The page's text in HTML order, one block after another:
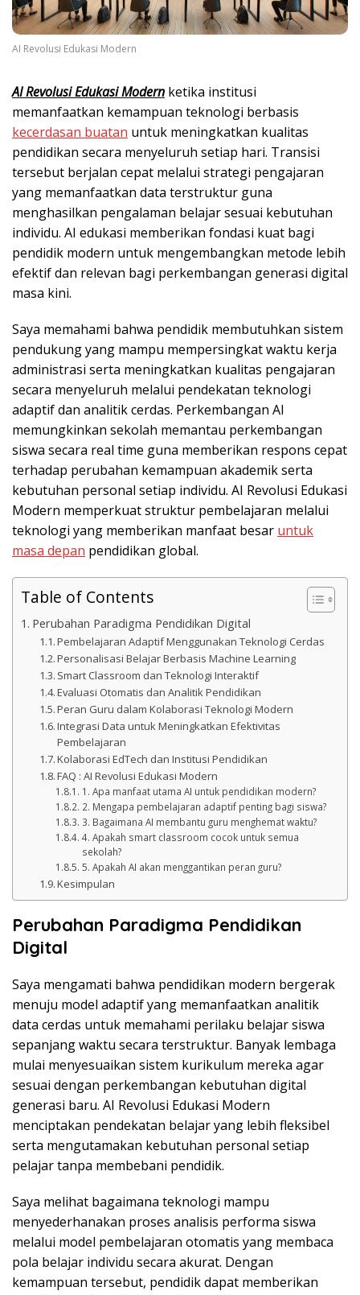
AI Revolusi Edukasi Modern
AI Revolusi Edukasi Modern ketika institusi
memanfaatkan kemampuan teknologi berbasis
kecerdasan buatan untuk meningkatkan kualitas
pendidikan secara menyeluruh setiap hari. Transisi
tersebut berjalan cepat melalui strategi pengajaran
yang memanfaatkan data terstruktur guna
menghasilkan pengalaman belajar sesuai kebutuhan
individu. AI edukasi memberikan fondasi kuat bagi
pendidik modern untuk mengembangkan metode lebih
efektif dan relevan bagi perkembangan generasi digital
masa kini.
Saya memahami bahwa pendidik membutuhkan sistem
pendukung yang mampu mempersingkat waktu kerja
administrasi serta meningkatkan kualitas pengajaran
secara menyeluruh melalui pendekatan teknologi
adaptif dan analitik cerdas. Perkembangan AI
memungkinkan sekolah memantau perkembangan
siswa secara real time guna memberikan respons cepat
terhadap perubahan kemampuan akademik serta
kebutuhan personal setiap individu. AI Revolusi Edukasi
Modern memperkuat struktur pembelajaran melalui
teknologi yang memberikan manfaat besar untuk
masa depan pendidikan global.
Table of Contents
Perubahan Paradigma Pendidikan Digital
Pembelajaran Adaptif Menggunakan Teknologi Cerdas
Personalisasi Belajar Berbasis Machine Learning
Smart Classroom dan Teknologi Interaktif
Evaluasi Otomatis dan Analitik Pendidikan
Peran Guru dalam Kolaborasi Teknologi Modern
Integrasi Data untuk Meningkatkan Efektivitas
Pembelajaran
Kolaborasi EdTech dan Institusi Pendidikan
FAQ : AI Revolusi Edukasi Modern
1. Apa manfaat utama AI untuk pendidikan modern?
2. Mengapa pembelajaran adaptif penting bagi siswa?
3. Bagaimana AI membantu guru menghemat waktu?
4. Apakah smart classroom cocok untuk semua
sekolah?
5. Apakah AI akan menggantikan peran guru?
Kesimpulan
Perubahan Paradigma Pendidikan
Digital
Saya mengamati bahwa pendidikan modern bergerak
menuju model adaptif yang memanfaatkan analitik
data cerdas untuk memahami perilaku belajar siswa
sepanjang waktu secara terstruktur. Banyak lembaga
mulai menyesuaikan sistem kurikulum mereka agar
sesuai dengan perkembangan kebutuhan digital
generasi baru. AI Revolusi Edukasi Modern
menciptakan pendekatan belajar yang lebih fleksibel
serta mengutamakan kebutuhan personal setiap
pelajar tanpa membebani pendidik.
Saya melihat bagaimana teknologi mampu
menyederhanakan proses analisis performa siswa
melalui model pembelajaran otomatis yang membaca
pola belajar individu secara akurat. Dengan
kemampuan tersebut, pendidik dapat memberikan